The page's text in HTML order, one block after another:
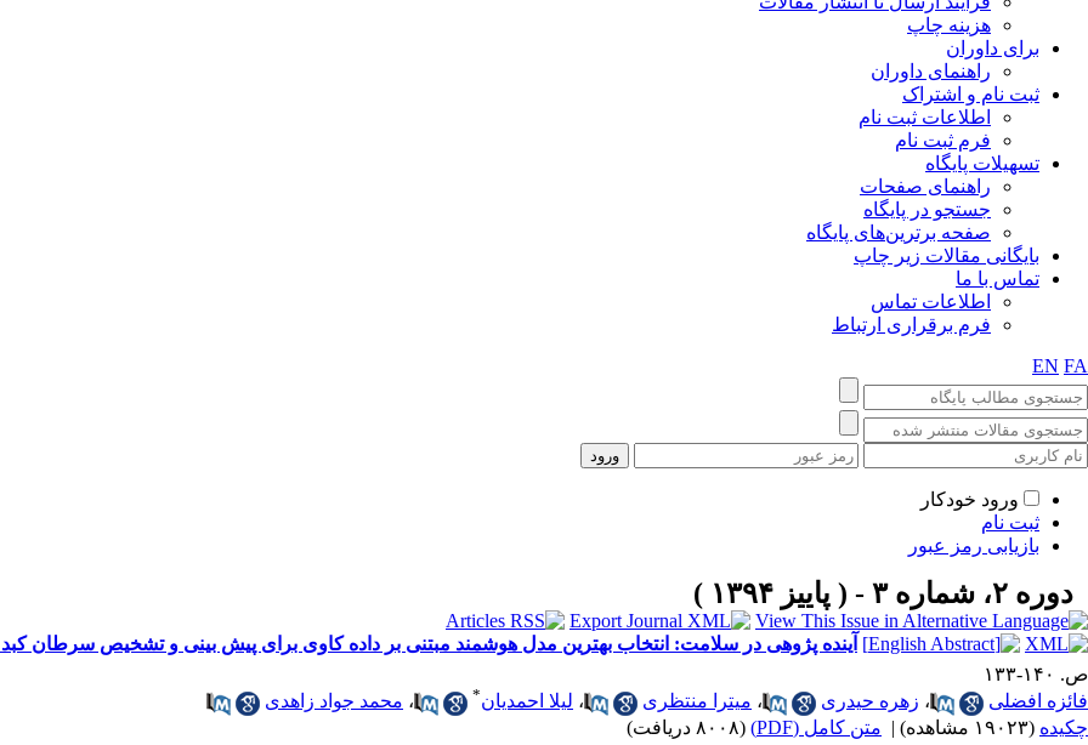
هزینه چاپ
برای داوران
راهنمای داوران
ثبت نام و اشتراک
اطلاعات ثبت نام
فرم ثبت نام
تسهیلات پایگاه
راهنمای صفحات
جستجو در پایگاه
صفحه برترین‌های پایگاه
بایگانی مقالات زیر چاپ
تماس با ما
اطلاعات تماس
فرم برقراری ارتباط
EN FA
ورود خودکار
ثبت نام
بازیابی رمز عبور
دوره ۲، شماره ۳ - ( پاییز ۱۳۹۴ )
آینده پژوهی در سلامت: انتخاب بهترین مدل هوشمند مبتنی بر داده کاوی برای پیش بینی و تشخیص سرطان کبد
ص. ۱۴۰-۱۳۳
فائزه افضلی
، زهره حیدری ، میترا منتظری ، لیلا احمدیان* ، محمد جواد زاهدی
چکیده (۱۹۰۲۳ مشاهده) | متن کامل (PDF) (۸۰۰۸ دریافت)